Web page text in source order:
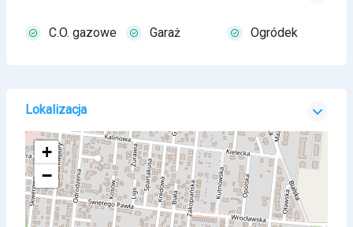
C.O. gazowe Garaż Ogródek
Lokalizacja
+
−